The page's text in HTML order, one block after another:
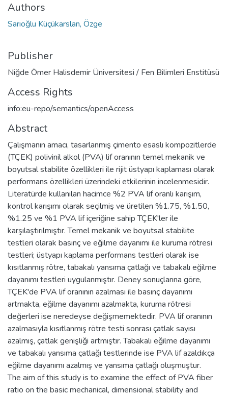
Authors
Sarıoğlu Küçükarslan, Özge
Publisher
Niğde Ömer Halisdemir Üniversitesi / Fen Bilimleri Enstitüsü
Access Rights
info:eu-repo/semantics/openAccess
Abstract
Çalışmanın amacı, tasarlanmış çimento esaslı kompozitlerde
(TÇEK) polivinil alkol (PVA) lif oranının temel mekanik ve
boyutsal stabilite özellikleri ile rijit üstyapı kaplaması olarak
performans özellikleri üzerindeki etkilerinin incelenmesidir.
Literatürde kullanılan hacimce %2 PVA lif oranlı karışım,
kontrol karışımı olarak seçilmiş ve üretilen %1.75, %1.50,
%1.25 ve %1 PVA lif içeriğine sahip TÇEK'ler ile
karşılaştırılmıştır. Temel mekanik ve boyutsal stabilite
testleri olarak basınç ve eğilme dayanımı ile kuruma rötresi
testleri; üstyapı kaplama performans testleri olarak ise
kısıtlanmış rötre, tabakalı yansıma çatlağı ve tabakalı eğilme
dayanımı testleri uygulanmıştır. Deney sonuçlarına göre,
TÇEK'de PVA lif oranının azalması ile basınç dayanımı
artmakta, eğilme dayanımı azalmakta, kuruma rötresi
değerleri ise neredeyse değişmemektedir. PVA lif oranının
azalmasıyla kısıtlanmış rötre testi sonrası çatlak sayısı
azalmış, çatlak genişliği artmıştır. Tabakalı eğilme dayanımı
ve tabakalı yansıma çatlağı testlerinde ise PVA lif azaldıkça
eğilme dayanımı azalmış ve yansıma çatlağı oluşmuştur.
The aim of this study is to examine the effect of PVA fiber
ratio on the basic mechanical, dimensional stability and